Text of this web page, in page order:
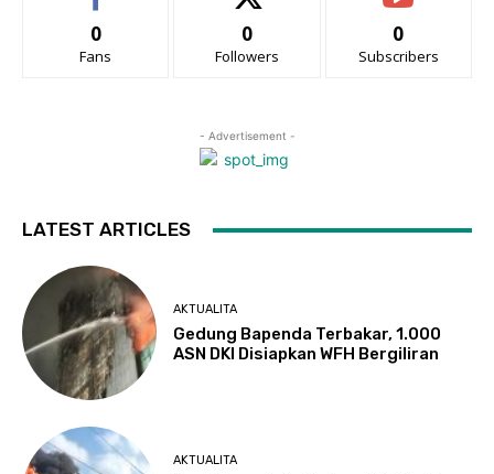
0
Fans
0
Followers
0
Subscribers
- Advertisement -
LATEST ARTICLES
AKTUALITA
Gedung Bapenda Terbakar, 1.000
ASN DKI Disiapkan WFH Bergiliran
AKTUALITA